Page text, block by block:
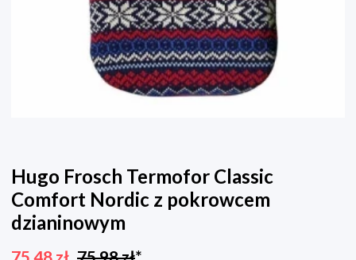
Hugo Frosch Termofor Classic
Comfort Nordic z pokrowcem
dzianinowym